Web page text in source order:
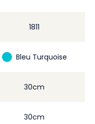
1811
Bleu Turquoise
30cm
30cm